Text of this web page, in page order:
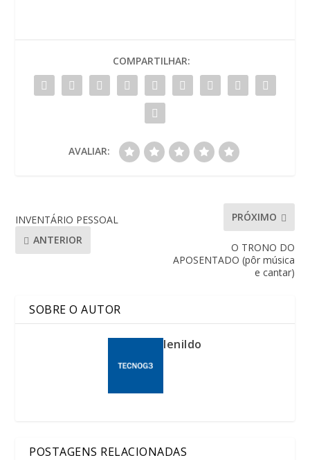
COMPARTILHAR:
AVALIAR:
INVENTÁRIO PESSOAL
ANTERIOR
PRÓXIMO
O TRONO DO
APOSENTADO (pôr música
e cantar)
SOBRE O AUTOR
lenildo
POSTAGENS RELACIONADAS